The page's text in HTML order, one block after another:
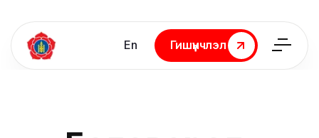
En
Гишүүнчлэл
Гишүүнчлэл